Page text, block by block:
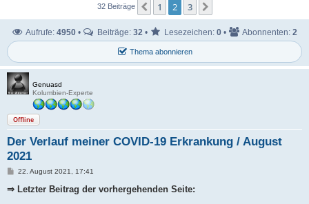
32 Beiträge Vorherige
1 2 3
Thema abonnieren
Aufrufe: 4950 • Beiträge: 32 • Lesezeichen: 0 • Abonnenten: 2
Genuasd
Kolumbien-Experte
Offline
Der Verlauf meiner COVID-19 Erkrankung / August
2021
B22. August 2021, 17:41
⇒ Letzter Beitrag der vorhergehenden Seite: